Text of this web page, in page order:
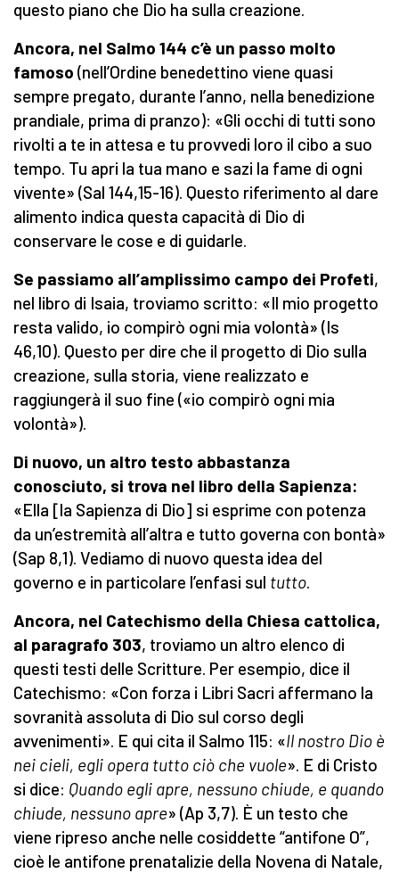
questo piano che Dio ha sulla creazione.
Ancora, nel Salmo 144 c’è un passo molto
famoso (nell’Ordine benedettino viene quasi
sempre pregato, durante l’anno, nella benedizione
prandiale, prima di pranzo): «Gli occhi di tutti sono
rivolti a te in attesa e tu provvedi loro il cibo a suo
tempo. Tu apri la tua mano e sazi la fame di ogni
vivente» (Sal 144,15-16). Questo riferimento al dare
alimento indica questa capacità di Dio di
conservare le cose e di guidarle.
Se passiamo all’amplissimo campo dei Profeti,
nel libro di Isaia, troviamo scritto: «Il mio progetto
resta valido, io compirò ogni mia volontà» (Is
46,10). Questo per dire che il progetto di Dio sulla
creazione, sulla storia, viene realizzato e
raggiungerà il suo fine («io compirò ogni mia
volontà»).
Di nuovo, un altro testo abbastanza
conosciuto, si trova nel libro della Sapienza:
«Ella [la Sapienza di Dio] si esprime con potenza
da un’estremità all’altra e tutto governa con bontà»
(Sap 8,1). Vediamo di nuovo questa idea del
governo e in particolare l’enfasi sul tutto.
Ancora, nel Catechismo della Chiesa cattolica,
al paragrafo 303, troviamo un altro elenco di
questi testi delle Scritture. Per esempio, dice il
Catechismo: «Con forza i Libri Sacri affermano la
sovranità assoluta di Dio sul corso degli
avvenimenti». E qui cita il Salmo 115: «Il nostro Dio è
nei cieli, egli opera tutto ciò che vuole». E di Cristo
si dice: Quando egli apre, nessuno chiude, e quando
chiude, nessuno apre» (Ap 3,7). È un testo che
viene ripreso anche nelle cosiddette “antifone O”,
cioè le antifone prenatalizie della Novena di Natale,